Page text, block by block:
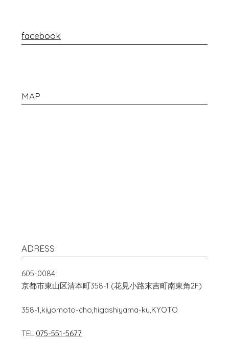
facebook
MAP
ADRESS
605-0084
京都市東山区清本町358-1 (花見小路末吉町南東角2F)
358-1,kiyomoto-cho,higashiyama-ku,KYOTO
TEL:075-551-5677